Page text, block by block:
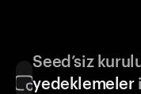
Seed’siz
yedeklemeler